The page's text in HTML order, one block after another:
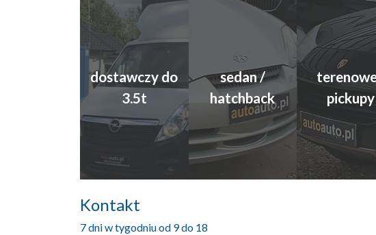
dostawczy do
3.5t
sedan /
hatchback
pickupy
Kontakt
7 dni w tygodniu od 9 do 18